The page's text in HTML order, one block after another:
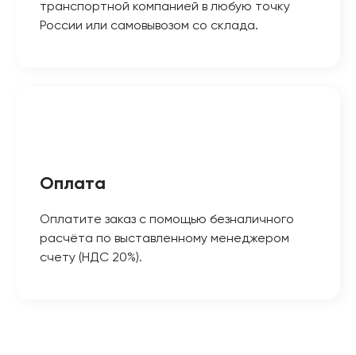
транспортной компанией в любую точку
России или самовывозом со склада.
Оплата
Оплатите заказ с помощью безналичного
расчёта по выставленному менеджером
счету (НДС 20%).